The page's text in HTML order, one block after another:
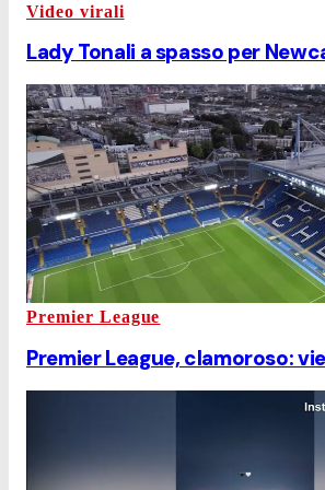
Video virali
Lady Tonali a spasso per
Premier League
Premier League, clamoroso: